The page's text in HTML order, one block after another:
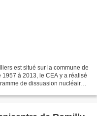
est situé sur la commune de
à 2013, le CEA y a réalisé
de dissuasion nucléaire.